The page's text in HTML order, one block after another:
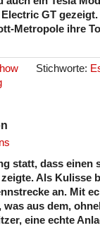
GT gezeigt.
Metropole ihre
Stichworte:
statt, dass einen
Als Kulisse
an. Mit
aus dem,
eine echte